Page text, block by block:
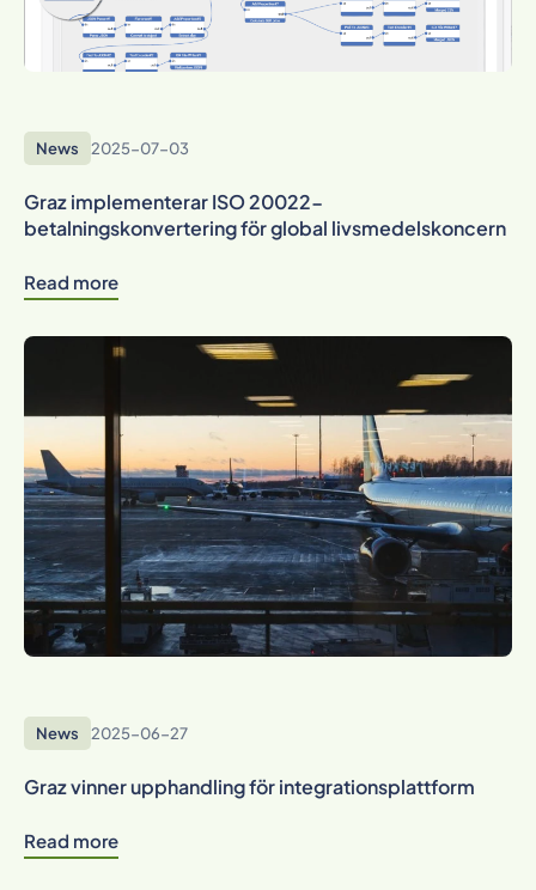
News 2025-07-03
Graz implementerar ISO 20022-
betalningskonvertering för global livsmedelskoncern
Read more
News 2025-06-27
Graz vinner upphandling för integrationsplattform
Read more